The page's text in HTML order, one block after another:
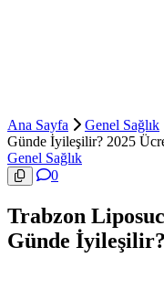
Ana Sayfa Genel Sağlık
Günde İyileşilir? 2025
Genel Sağlık
0
Trabzon
Günde